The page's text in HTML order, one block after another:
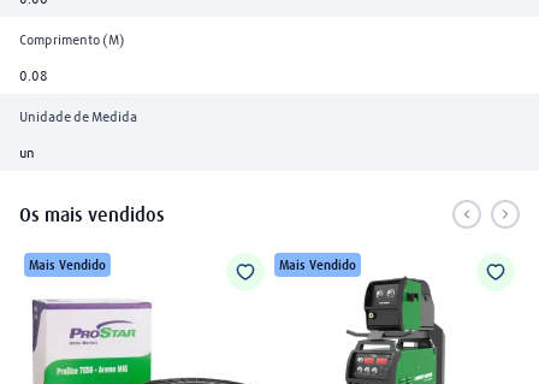
Comprimento (M)
0.08
Unidade de Medida
un
Os mais vendidos
Mais Vendido Mais Vendido